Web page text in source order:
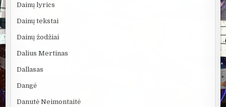
Dainų lyrics
Dainų tekstai
Dainų žodžiai
Dalius Mertinas
Dallasas
Dangė
Danutė Neimontaitė